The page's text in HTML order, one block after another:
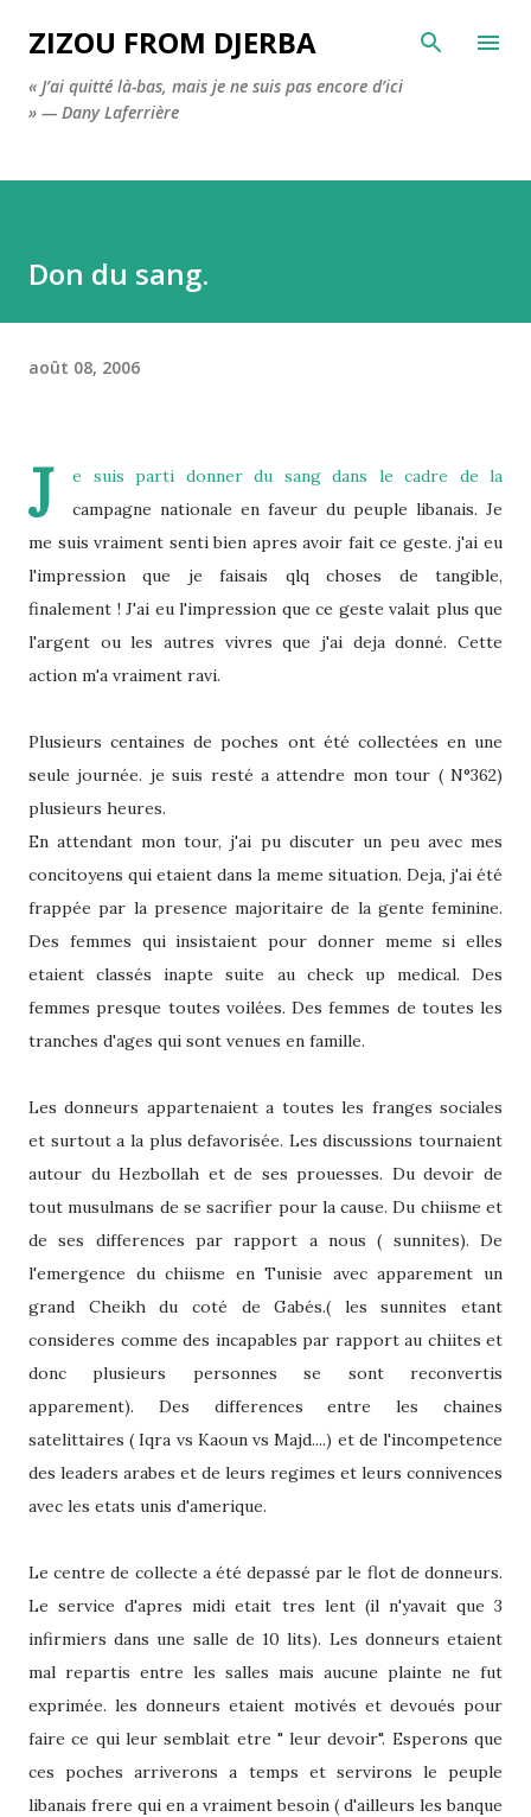
Accéder au contenu principal
ZIZOU FROM DJERBA
« J’ai quitté là-bas, mais je ne suis pas encore d’ici
» — Dany Laferrière
Don du sang.
août 08, 2006
J
e suis parti donner du sang dans le cadre de la
campagne nationale en faveur du peuple libanais. Je
me suis vraiment senti bien apres avoir fait ce geste. j'ai eu
l'impression que je faisais qlq choses de tangible,
finalement ! J'ai eu l'impression que ce geste valait plus que
l'argent ou les autres vivres que j'ai deja donné. Cette
action m'a vraiment ravi.
Plusieurs centaines de poches ont été collectées en une
seule journée. je suis resté a attendre mon tour ( N°362)
plusieurs heures.
En attendant mon tour, j'ai pu discuter un peu avec mes
concitoyens qui etaient dans la meme situation. Deja, j'ai été
frappée par la presence majoritaire de la gente feminine.
Des femmes qui insistaient pour donner meme si elles
etaient classés inapte suite au check up medical. Des
femmes presque toutes voilées. Des femmes de toutes les
tranches d'ages qui sont venues en famille.
Les donneurs appartenaient a toutes les franges sociales
et surtout a la plus defavorisée. Les discussions tournaient
autour du Hezbollah et de ses prouesses. Du devoir de
tout musulmans de se sacrifier pour la cause. Du chiisme et
de ses differences par rapport a nous ( sunnites). De
l'emergence du chiisme en Tunisie avec apparement un
grand Cheikh du coté de Gabés.( les sunnites etant
consideres comme des incapables par rapport au chiites et
donc plusieurs personnes se sont reconvertis
apparement). Des differences entre les chaines
satelittaires ( Iqra vs Kaoun vs Majd....) et de l'incompetence
des leaders arabes et de leurs regimes et leurs connivences
avec les etats unis d'amerique.
Le centre de collecte a été depassé par le flot de donneurs.
Le service d'apres midi etait tres lent (il n'yavait que 3
infirmiers dans une salle de 10 lits). Les donneurs etaient
mal repartis entre les salles mais aucune plainte ne fut
exprimée. les donneurs etaient motivés et devoués pour
faire ce qui leur semblait etre " leur devoir". Esperons que
ces poches arriverons a temps et servirons le peuple
libanais frere qui en a vraiment besoin ( d'ailleurs les banque